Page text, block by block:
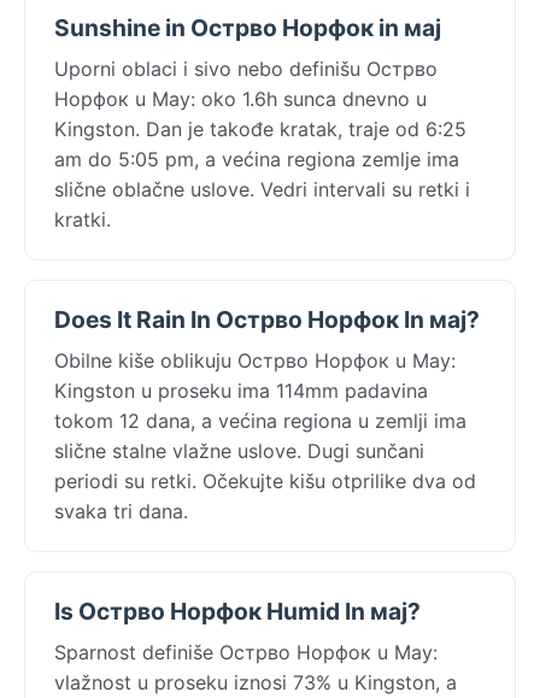
Sunshine in Острво Норфок in мај
Uporni oblaci i sivo nebo definišu Острво
Норфок u May: oko 1.6h sunca dnevno u
Kingston. Dan je takođe kratak, traje od 6:25
am do 5:05 pm, a većina regiona zemlje ima
slične oblačne uslove. Vedri intervali su retki i
kratki.
Does It Rain In Острво Норфок In мај?
Obilne kiše oblikuju Острво Норфок u May:
Kingston u proseku ima 114mm padavina
tokom 12 dana, a većina regiona u zemlji ima
slične stalne vlažne uslove. Dugi sunčani
periodi su retki. Očekujte kišu otprilike dva od
svaka tri dana.
Is Острво Норфок Humid In мај?
Sparnost definiše Острво Норфок u May:
vlažnost u proseku iznosi 73% u Kingston, a